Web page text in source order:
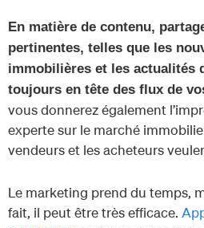
En matière de contenu,
pertinentes, telles que les
immobilières et les actualités
toujours en tête des flux de
vous donnerez également
experte sur le marché
vendeurs et les acheteurs
Le marketing prend du temps,
fait, il peut être très efficace.